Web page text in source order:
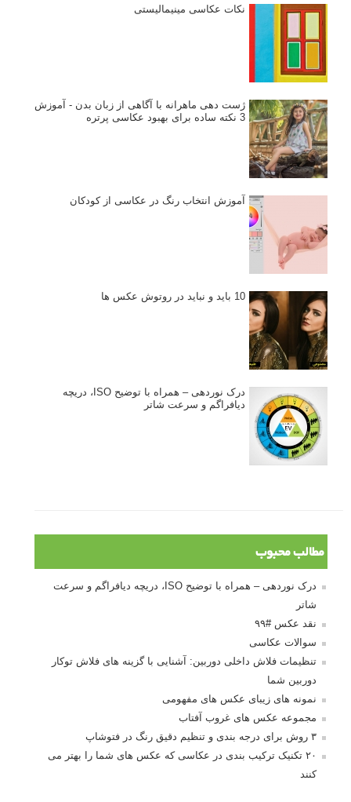
نکات عکاسی مینیمالیستی
ژست دهی ماهرانه با آگاهی از زبان بدن - آموزش
3 نکته ساده برای بهبود عکاسی پرتره
آموزش انتخاب رنگ در عکاسی از کودکان
10 باید و نباید در روتوش عکس ها
درک نوردهی – همراه با توضیح ISO، دریچه
دیافراگم و سرعت شاتر
مطالب محبوب
درک نوردهی – همراه با توضیح ISO، دریچه دیافراگم و سرعت
شاتر
نقد عکس #۹۹
سوالات عکاسی
تنظیمات فلاش داخلی دوربین: آشنایی با گزینه های فلاش توکار
دوربین شما
نمونه های زیبای عکس های مفهومی
مجموعه عکس های غروب آفتاب
۳ روش برای درجه بندی و تنظیم دقیق رنگ در فتوشاپ
۲۰ تکنیک ترکیب بندی در عکاسی که عکس های شما را بهتر می
کنند